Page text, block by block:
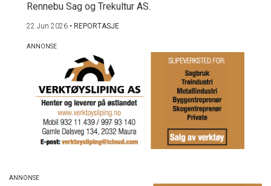
Rennebu Sag og Trekultur AS.
22 Jun 2026 • REPORTASJE